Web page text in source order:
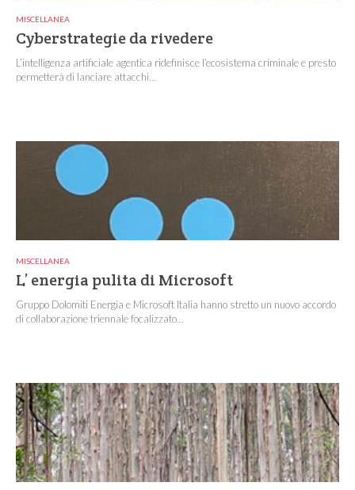
MISCELLANEA
Cyberstrategie da rivedere
L’intelligenza artificiale agentica ridefinisce l’ecosistema criminale e presto
permetterà di lanciare attacchi...
MISCELLANEA
L’ energia pulita di Microsoft
Gruppo Dolomiti Energia e Microsoft Italia hanno stretto un nuovo accordo
di collaborazione triennale focalizzato...